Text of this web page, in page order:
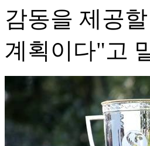
감동을 제공
계획이다"고